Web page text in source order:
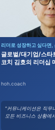
리더로 성장하고 싶다면,
글로벌/대기업/스타
코치 김호의 리더십
hoh.coach
"커뮤니케이션은 직무
모든 비즈니스 상황에